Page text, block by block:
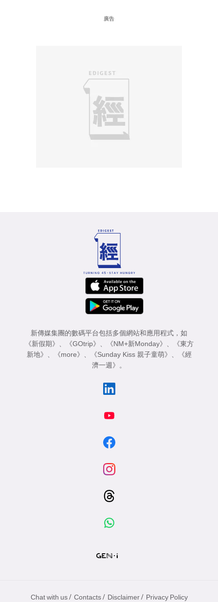
廣告
新傳媒集團的數碼平台包括多個網站和應用程式，如
《新假期》
《GOtrip》 《NM+新Monday》
《東方
新地》
《more》 《Sunday Kiss 親子童萌》
《經
濟一週》
。
Chat with us / Contacts / Disclaimer / Privacy Policy